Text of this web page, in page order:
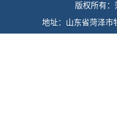
版权所有
地址：山东省菏泽市